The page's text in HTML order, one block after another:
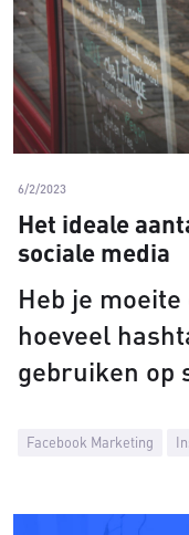
Facebook Marketing
6/2/2023
Het ideale
sociale media
Heb je
hoeveel
gebruiken op